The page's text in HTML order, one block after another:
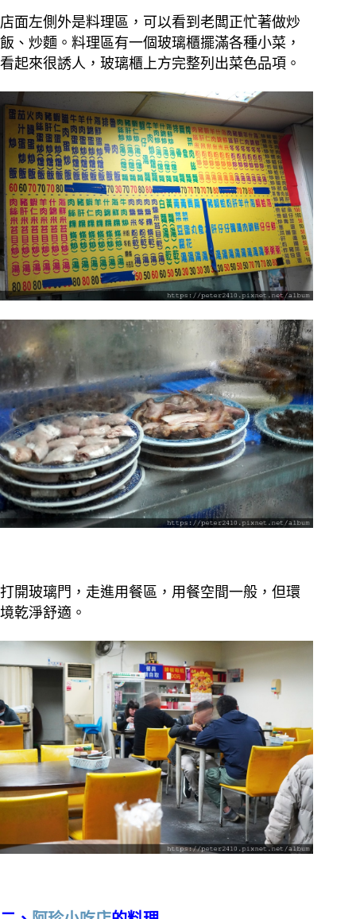
店面左側外是料理區，可以看到老闆正忙著做炒
飯、炒麵。料理區有一個玻璃櫃擺滿各種小菜，
看起來很誘人，玻璃櫃上方完整列出菜色品項。
打開玻璃門，走進用餐區，用餐空間一般，但環
境乾淨舒適。